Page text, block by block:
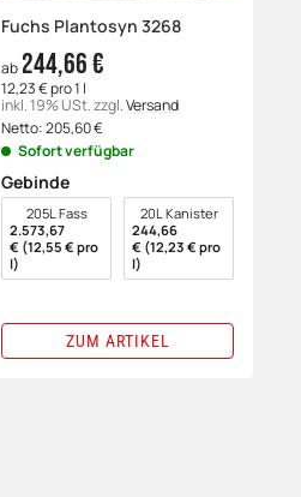
Fuchs Plantosyn 3268
ab 244,66 €
12,23 € pro 1 l
inkl. 19% USt.zzgl.Versand
Netto:205,60€
Sofort verfügbar
Gebinde
wählen
205L Fass
2.573,67
€ (12,55 € pro
l)
20L Kanister
244,66
€ (12,23 € pro
l)
ZUM ARTIKEL